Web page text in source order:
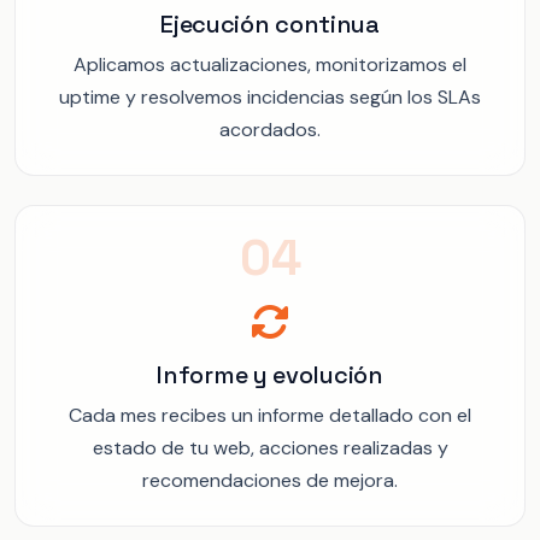
Ejecución continua
Aplicamos actualizaciones, monitorizamos el
uptime y resolvemos incidencias según los SLAs
acordados.
04
Informe y evolución
Cada mes recibes un informe detallado con el
estado de tu web, acciones realizadas y
recomendaciones de mejora.